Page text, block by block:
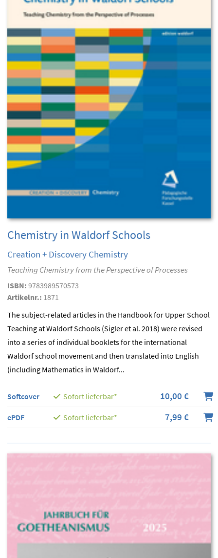
Chemistry in Waldorf Schools
Creation + Discovery Chemistry
Teaching Chemistry from the Perspective of Processes
ISBN: 9783989570573
Artikelnr.: 1871
The subject-related articles in the Handbook for Upper School
Teaching at Waldorf Schools (Sigler et al. 2018) were revised
into a series of individual booklets for the international
Waldorf school movement and then translated into English
(including Mathematics in Waldorf...
Softcover Sofort lieferbar* 10,00 €
ePDF Sofort lieferbar* 7,99 €